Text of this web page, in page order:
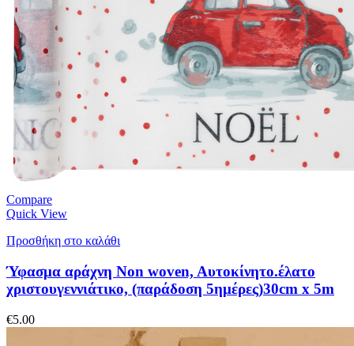
Compare
Quick View
Προσθήκη στο καλάθι
Ύφασμα αράχνη Non woven, Aυτοκίνητο.έλατο
χριστουγεννιάτικο, (παράδοση 5ημέρες)30cm x 5m
€5.00